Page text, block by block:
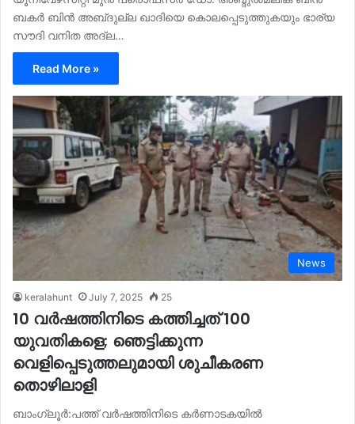
ബകർ ബിൻ അബ്‌ദുല്ല ഖാദിയെ കൊലപ്പെടുത്തുകയും ഭാര്യ
സൗദി വനിത അദ്ല…
Read More »
News
keralahunt July 7, 2025 25
10 വര്‍ഷത്തിനിടെ കത്തിച്ചത് 100
യുവതികളെ; ഞെട്ടിക്കുന്ന
വെളിപ്പെടുത്തലുമായി ശുചീകരണ
തൊഴിലാളി
ബാംഗ്ലൂർ:പത്ത് വര്‍ഷത്തിനിടെ കര്‍ണാടകയില്‍